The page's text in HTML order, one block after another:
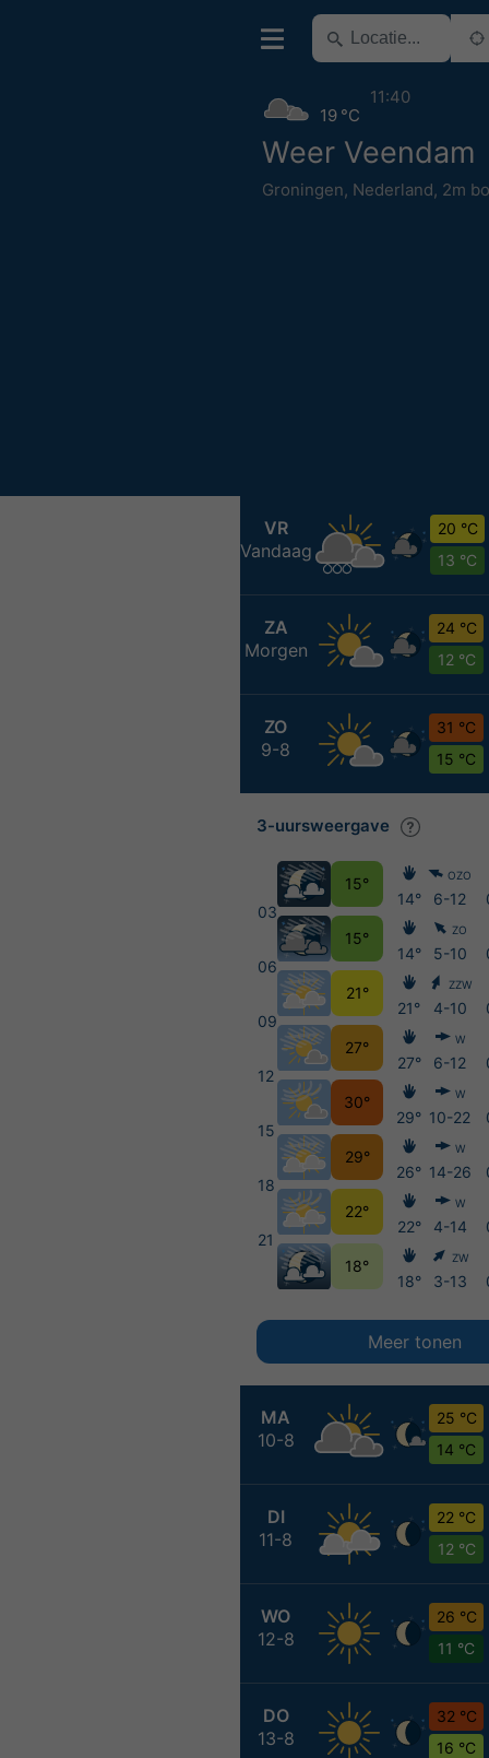
Weer Veendam
Groningen, Nederland, 2m
19 °C
11:40
VR
Vandaag
20 °C
13 °C
ZA
Morgen
24 °C
12 °C
ZO
9-8
31 °C
15 °C
MA
10-8
25 °C
14 °C
DI
11-8
22 °C
12 °C
WO
12-8
26 °C
11 °C
DO
13-8
32 °C
16 °C
3-uursweergave
03
06
09
12
15
18
21
15°
15°
21°
27°
30°
29°
22°
18°
14°
14°
21°
27°
29°
26°
22°
18°
OZO
6-12
ZO
5-10
ZZW
4-10
W
6-12
W
10-22
W
14-26
W
4-14
ZW
3-13
Meer tonen